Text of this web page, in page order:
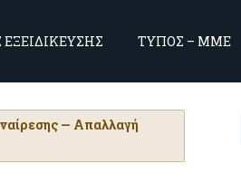
ΤΥΠΟΣ – ΜΜΕ
— Απαλλαγή